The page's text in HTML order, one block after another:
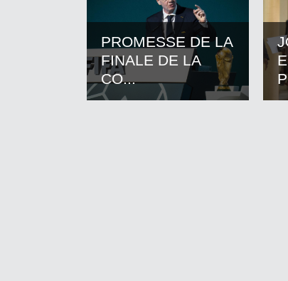
PROMESSE DE LA
FINALE DE LA
CO...